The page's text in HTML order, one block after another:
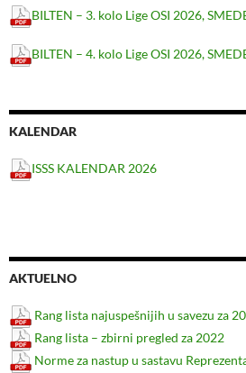
BILTEN – 3. kolo Lige OSI 2026,
BILTEN – 4. kolo Lige OSI 2026,
KALENDAR
ISSS KALENDAR 2026
AKTUELNO
Rang lista najuspešnijih u savezu za
Rang lista – zbirni pregled za 2022
Norme za nastup u sastavu